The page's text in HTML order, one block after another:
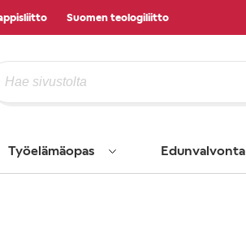
Suomen teologiliitto
Työelämäopas Edunvalvonta